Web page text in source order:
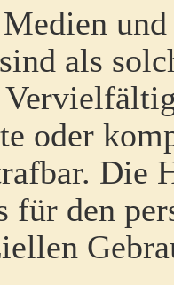
als
oder
Die
für den